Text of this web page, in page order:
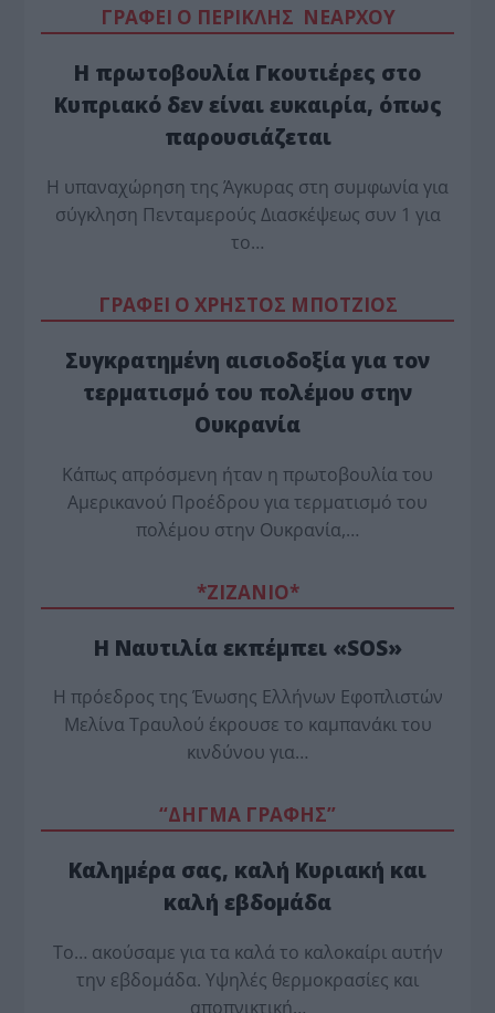
ΓΡΑΦΕΙ Ο ΠΕΡΙΚΛΗΣ ΝΕΑΡΧΟΥ
Η πρωτοβουλία Γκουτιέρες στο
Κυπριακό δεν είναι ευκαιρία, όπως
παρουσιάζεται
Η υπαναχώρηση της Άγκυρας στη συμφωνία για
σύγκληση Πενταμερούς Διασκέψεως συν 1 για
το…
ΓΡΑΦΕΙ Ο ΧΡΗΣΤΟΣ ΜΠΟΤΖΙΟΣ
Συγκρατημένη αισιοδοξία για τον
τερματισμό του πολέμου στην
Ουκρανία
Κάπως απρόσμενη ήταν η πρωτοβουλία του
Αμερικανού Προέδρου για τερματισμό του
πολέμου στην Ουκρανία,…
*ZΙΖΑΝΙΟ*
Η Ναυτιλία εκπέμπει «SOS»
Η πρόεδρος της Ένωσης Ελλήνων Εφοπλιστών
Μελίνα Τραυλού έ­κρουσε το καμπανάκι του
κινδύνου για…
“ΔΗΓΜΑ ΓΡΑΦΗΣ”
Καλημέρα σας, καλή Κυριακή και
καλή εβδομάδα
Το… ακούσαμε για τα καλά το καλοκαίρι αυτήν
την εβδομάδα. Υψηλές θερμοκρασίες και
αποπνικτική…